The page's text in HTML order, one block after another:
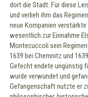
dort die Stadt. Für diese
und verlieh ihm das
neue Kompanien
wesentlich zur Einnahme
Montecuccoli sein
1639 bei Chemnitz und
Gefecht endete ungünstig
wurde verwundet und
Gefangenschaft nutzte er